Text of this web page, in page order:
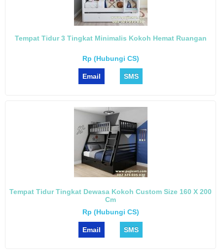
Tempat Tidur 3 Tingkat Minimalis Kokoh Hemat Ruangan
Rp (Hubungi CS)
Email SMS
Tempat Tidur Tingkat Dewasa Kokoh Custom Size 160 X 200
Cm
Rp (Hubungi CS)
Email SMS